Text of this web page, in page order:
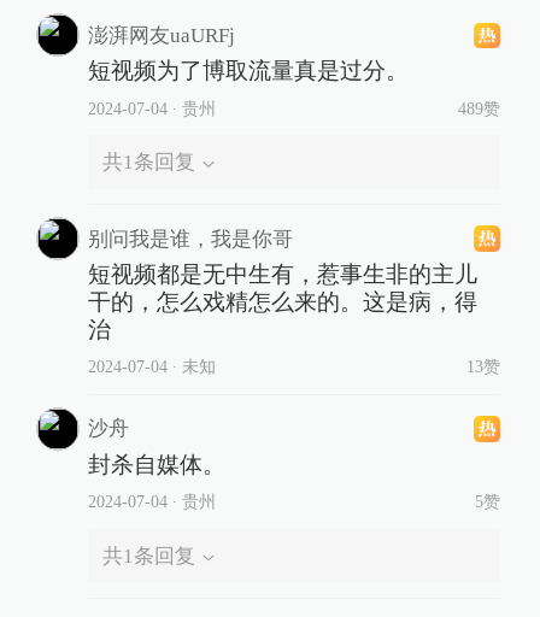
澎湃网友uaURFj
短视频为了博取流量真是过分。
2024-07-04∙ 贵州 489赞
共1条回复
别问我是谁，我是你哥
短视频都是无中生有，惹事生非的主儿
干的，怎么戏精怎么来的。这是病，得
治
2024-07-04∙ 未知 13赞
沙舟
封杀自媒体。
2024-07-04∙ 贵州 5赞
共1条回复